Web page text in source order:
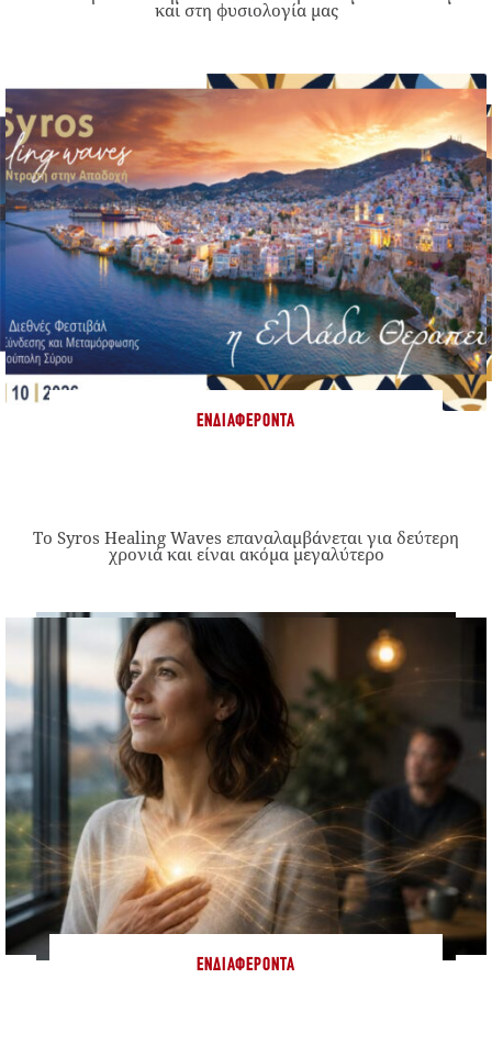
και στη φυσιολογία μας
ΕΝΔΙΑΦΈΡΟΝΤΑ
Το Syros Healing Waves επαναλαμβάνεται για δεύτερη
χρονιά και είναι ακόμα μεγαλύτερο
ΕΝΔΙΑΦΈΡΟΝΤΑ